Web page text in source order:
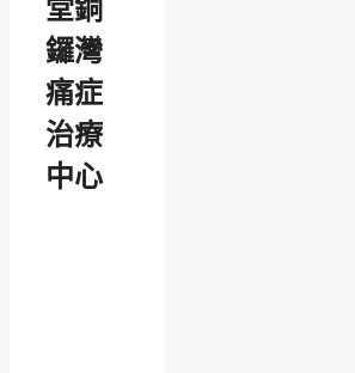
堂銅
鑼灣
痛症
治療
中心